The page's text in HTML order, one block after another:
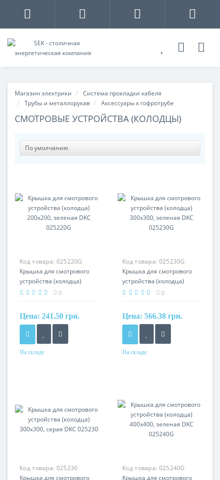
Магазин электрики
Система прокладки кабеля
Трубы и металлорукав
Аксессуары к гофротрубе
СМОТРОВЫЕ УСТРОЙСТВА (КОЛОДЦЫ)
Код товара: 025220G
Крышка для смотрового
устройства (колодца)
200x200, зеленая DKC
0
Цена: 241.50 грн.
На складе
Код товара: 025230G
Крышка для смотрового
устройства (колодца)
300x300, зеленая DKC
0
Цена: 566.38 грн.
На складе
Код товара: 025230
Крышка для смотрового
Код товара: 025240G
Крышка для смотрового